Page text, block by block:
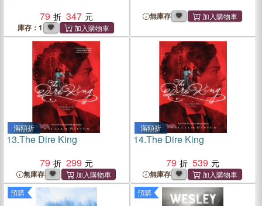
79
347
庫存：1
無庫存
滿額折
13.The Dire King
79
299
無庫存
滿額折
14.The Dire King
79
539
無庫存
預購 預購